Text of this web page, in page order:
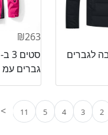
לגברים
₪263
גברים עמ
2
3
4
5
11
>